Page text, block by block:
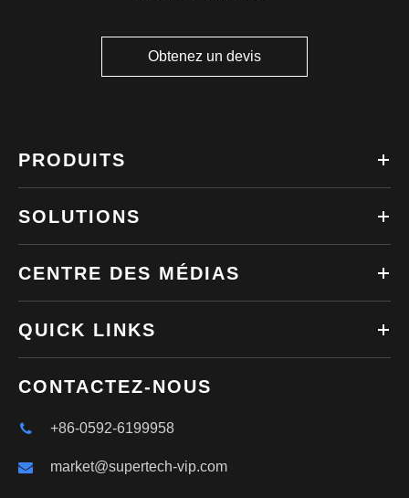
Obtenez un devis
PRODUITS
SOLUTIONS
CENTRE DES MÉDIAS
QUICK LINKS
CONTACTEZ-NOUS
+86-0592-6199958
market@supertech-vip.com